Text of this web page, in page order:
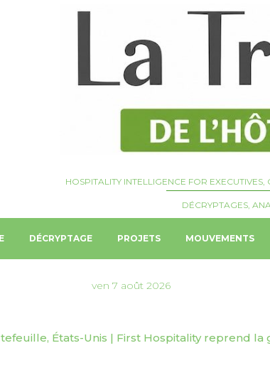
HOSPITALITY INTELLIGENCE FOR
DÉCRYPTAGES,
DÉCRYPTAGE PROJETS MOUVEMENTS
ven 7 août 2026
États-Unis | First Hospitality reprend
Suisse🇨🇭 | Genève Tourisme &